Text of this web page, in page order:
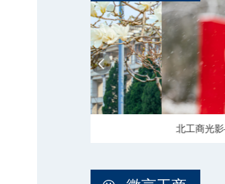
北工商光影——2025年冬天